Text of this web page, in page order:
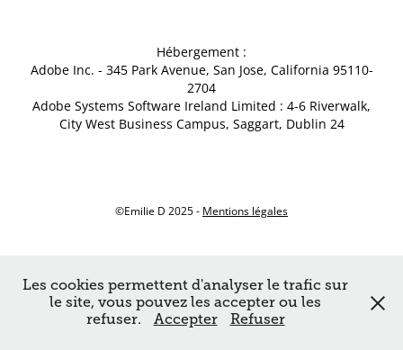
​​​​​​​Hébergement :
Adobe Inc. - 345 Park Avenue, San Jose, California 95110-
2704
Adobe Systems Software Ireland Limited : 4-6 Riverwalk,
City West Business Campus, Saggart, Dublin 24
©Emilie D 2025 - Mentions légales
Les cookies permettent d'analyser le trafic sur
le site, vous pouvez les accepter ou les
refuser.
Accepter Refuser